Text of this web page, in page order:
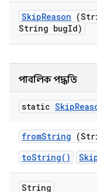
SkipReason
String bugId)
পাবলিক পদ্ধতি
static Skip
fromString
toString()
String